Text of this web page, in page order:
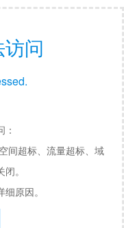
问
间超标、流量超标、域
。
细原因。